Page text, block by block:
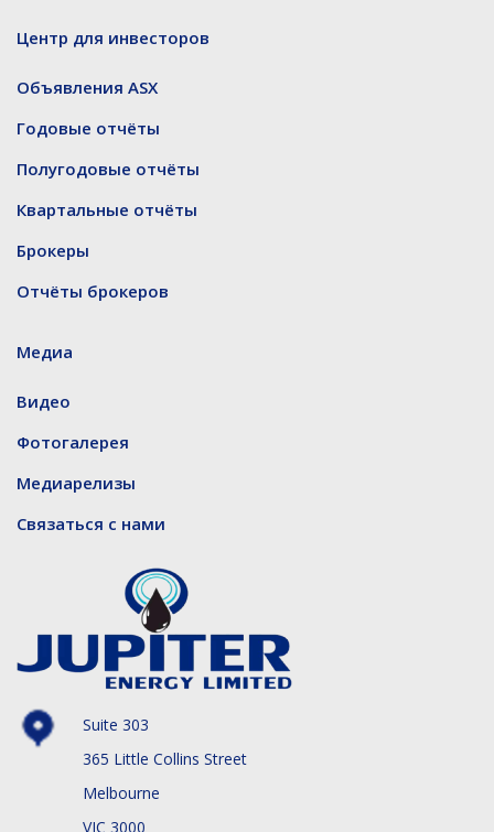
Suite 303
365 Little Collins Street
Melbourne
VIC 3000
Центр для инвесторов
Объявления ASX
Годовые отчёты
Полугодовые отчёты
Квартальные отчёты
Брокеры
Отчёты брокеров
Медиа
Видео
Фотогалерея
Медиарелизы
Связаться с нами